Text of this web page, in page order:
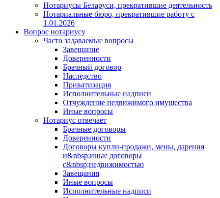
Нотариусы Беларуси, прекратившие деятельность
Нотариальные бюро, прекратившие работу с
1.01.2026
Вопрос нотариусу
Часто задаваемые вопросы
Завещание
Доверенности
Брачный договор
Наследство
Приватизация
Исполнительные надписи
Отчуждение недвижимого имущества
Иные вопросы
Нотариус отвечает
Брачные договоры
Доверенности
Договоры купли-продажи, мены, дарения
и&nbsp;иные договоры
с&nbsp;недвижимостью
Завещания
Иные вопросы
Исполнительные надписи